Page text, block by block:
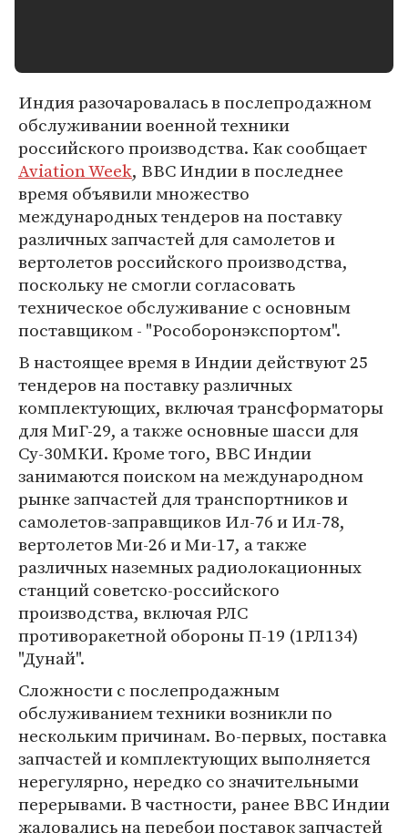
Индия разочаровалась в послепродажном
обслуживании военной техники
российского производства. Как сообщает
Aviation Week, ВВС Индии в последнее
время объявили множество
международных тендеров на поставку
различных запчастей для самолетов и
вертолетов российского производства,
поскольку не смогли согласовать
техническое обслуживание с основным
поставщиком - "Рособоронэкспортом".
В настоящее время в Индии действуют 25
тендеров на поставку различных
комплектующих, включая трансформаторы
для МиГ-29, а также основные шасси для
Су-30МКИ. Кроме того, ВВС Индии
занимаются поиском на международном
рынке запчастей для транспортников и
самолетов-заправщиков Ил-76 и Ил-78,
вертолетов Ми-26 и Ми-17, а также
различных наземных радиолокационных
станций советско-российского
производства, включая РЛС
противоракетной обороны П-19 (1РЛ134)
"Дунай".
Сложности с послепродажным
обслуживанием техники возникли по
нескольким причинам. Во-первых, поставка
запчастей и комплектующих выполняется
нерегулярно, нередко со значительными
перерывами. В частности, ранее ВВС Индии
жаловались на перебои поставок запчастей